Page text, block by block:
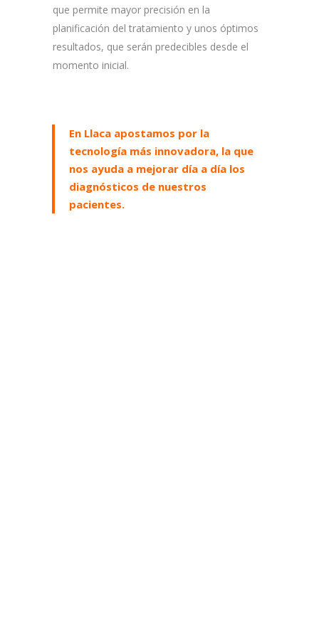
que permite mayor precisión en la
planificación del tratamiento y unos óptimos
resultados, que serán predecibles desde el
momento inicial.
En Llaca apostamos por la
tecnología más innovadora, la que
nos ayuda a mejorar día a día los
diagnósticos de nuestros
pacientes.